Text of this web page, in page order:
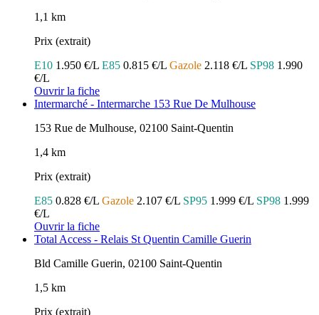
1,1 km
Prix (extrait)
E10 1.950 €/L E85 0.815 €/L Gazole 2.118 €/L SP98 1.990
€/L
Ouvrir la fiche
Intermarché - Intermarche 153 Rue De Mulhouse
153 Rue de Mulhouse, 02100 Saint-Quentin
1,4 km
Prix (extrait)
E85 0.828 €/L Gazole 2.107 €/L SP95 1.999 €/L SP98 1.999
€/L
Ouvrir la fiche
Total Access - Relais St Quentin Camille Guerin
Bld Camille Guerin, 02100 Saint-Quentin
1,5 km
Prix (extrait)